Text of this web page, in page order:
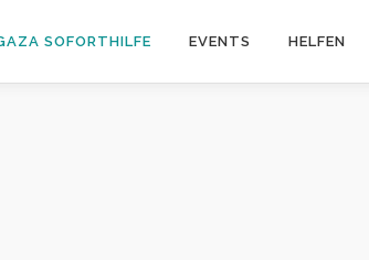
SOFORTHILFE EVENTS HELFEN